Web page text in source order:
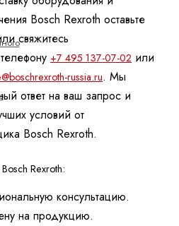
Bosch Rexroth оставьте
свяжитесь
+7 495 137-07-02 или
russia.ru. Мы
ответ на ваш запрос и
условий от
Bosch Rexroth.
Rexroth:
консультацию.
на продукцию.